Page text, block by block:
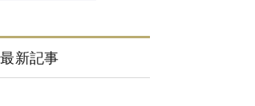
最新記事